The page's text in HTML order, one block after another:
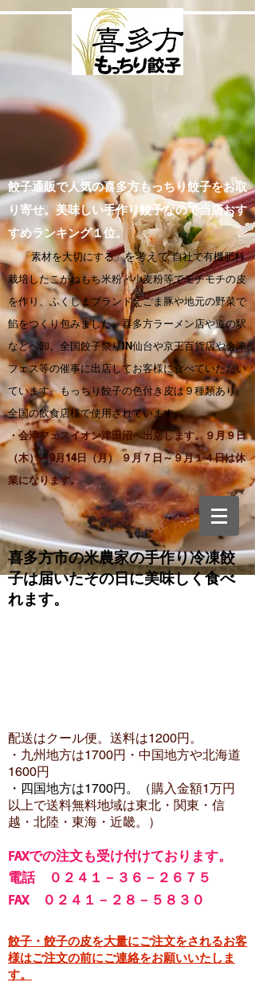
餃子通販で人気の喜多方もっちり餃子をお取
り寄せ。美味しい手作り餃子なので当店おす
すめランキング１位。
「素材を大切にする」を考えて自社で有機肥料
栽培したこがねもち米粉・小麦粉等でモチモチの皮
を作り、ふくしまブランドえごま豚や地元の野菜で
餡をつくり包みました。喜多方ラーメン店や道の駅
などへ卸。全国餃子祭りIN仙台や京王百貨店や会津
フェス等の催事に出店してお客様に食べていただい
ています。もっちり餃子の色付き皮は９種類あり、
全国の飲食店様で使用されています。
・会津フェスイオン津田沼へ出店します。９月９日
（木）～9月14日（月） ９月７日～９月１４日は休
業になります。
喜多方市の米農家の手作り冷凍餃
子は届いたその日に美味しく食べ
れます。
配送はクール便。送料は1200円。
・​九州地方は1700円 ・中国地方や北海道
1600円
・四国地方は1700円。（購入金額1万円
以上で送料無料地域は東北・関東・信
越・北陸・東海・近畿。）
FAXでの注文も受け付けております。
電話 ０２４１－３６－２６７５
FAX ０２４１－２８－５８３０
餃子・餃子の皮を大量にご注文をされるお客
様はご注文の前にご連絡をお願いいたしま
す。​